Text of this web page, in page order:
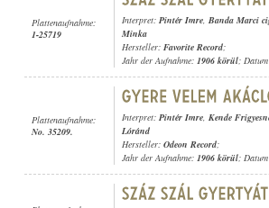
Plattenaufnahme:
1-25719
Interpret: Pintér Imre, Banda Marci
Minka
Hersteller: Favorite Record;
Jahr der Aufnahme: 1906 körül;
Plattenaufnahme:
No. 35209.
Interpret: Pintér Imre, Kende
Lóránd
Hersteller: Odeon Record;
Jahr der Aufnahme: 1906 körül;